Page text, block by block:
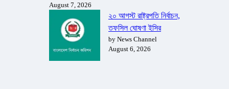
August 7, 2026
২০ আগস্ট রাষ্ট্রপতি নির্বাচন,
তফসিল ঘোষণা ইসির
by News Channel
August 6, 2026